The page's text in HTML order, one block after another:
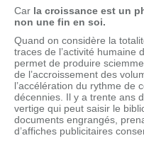
Car la croissance est un
non une fin en soi.
Quand on considère la
traces de l’activité humaine
permet de produire
de l’accroissement des
l’accélération du rythme de
décennies. Il y a trente ans
vertige qui peut saisir le
documents engrangés,
d’affiches publicitaires